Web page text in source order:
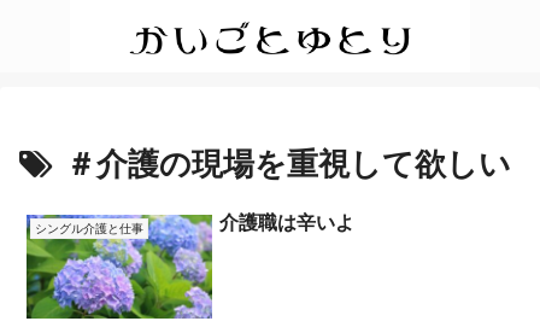
＃介護の現場を重視して欲しい
シングル介護と仕事 介護職は辛いよ